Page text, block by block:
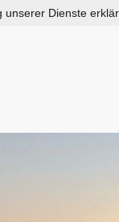
Dienste